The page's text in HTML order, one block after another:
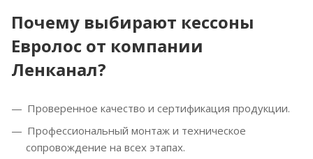
Почему выбирают кессоны
Евролос от компании
Ленканал?
Проверенное качество и сертификация продукции.
Профессиональный монтаж и техническое
сопровождение на всех этапах.